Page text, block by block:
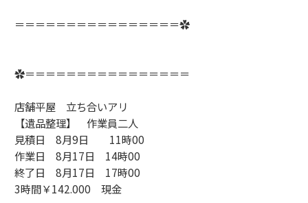
＝＝＝＝＝＝＝＝＝＝＝＝＝＝＝＝✿
✿＝＝＝＝＝＝＝＝＝＝＝＝＝＝＝＝
店舗平屋 立ち合いアリ
【遺品整理】 作業員二人
見積日 8月9日 11時00
作業日 8月17日 14時00
終了日 8月17日 17時00
3時間￥142.000 現金